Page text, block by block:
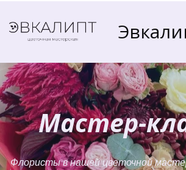
Мастер-
Флористы в нашей цветочной